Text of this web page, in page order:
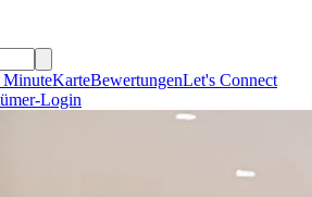
MinuteKarteBewertungenLet's Connect
Login